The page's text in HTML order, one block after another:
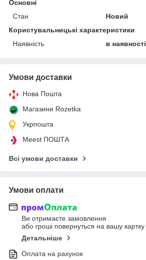
Основні
Стан
Новий
Користувальницькі характеристики
Наявність
в наявності
Умови доставки
Нова Пошта
Магазини Rozetka
Укрпошта
Meest ПОШТА
Всі умови доставки
Умови оплати
Ви отримаєте замовлення
або гроші повернуться на вашу картку
Детальніше
Оплата на рахунок